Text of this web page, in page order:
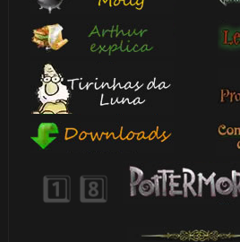
1️⃣ 8️⃣